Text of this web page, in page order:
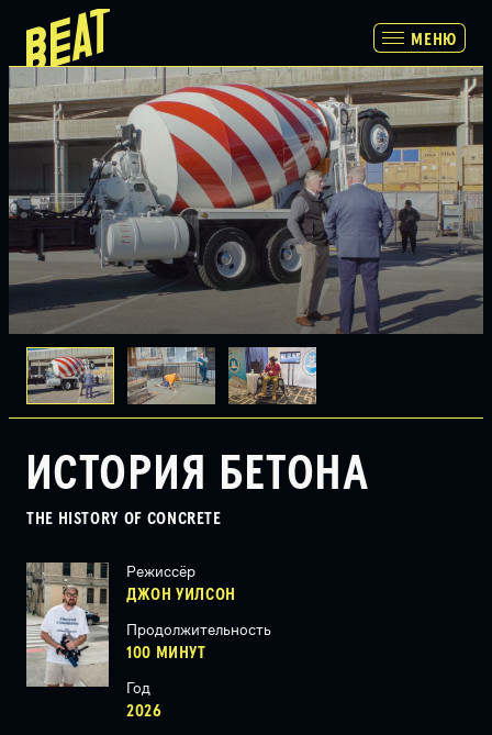
МЕНЮ
МЕНЮ
ПРОГРАММА
РАСПИСАНИЕ И БИЛЕТЫ
ПАРТНЕРАМ
О НАС
ИСТОРИЯ БЕТОНА
THE HISTORY OF CONCRETE
Режиссёр
ДЖОН УИЛСОН
Продолжительность
100 МИНУТ
Год
2026